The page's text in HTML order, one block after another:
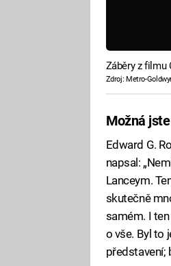
Záběry z filmu
Zdroj: Metro-
Možná
Edward G.
napsal:
Lanceym.
skutečně
samém. I
o vše. Byl to
představení;